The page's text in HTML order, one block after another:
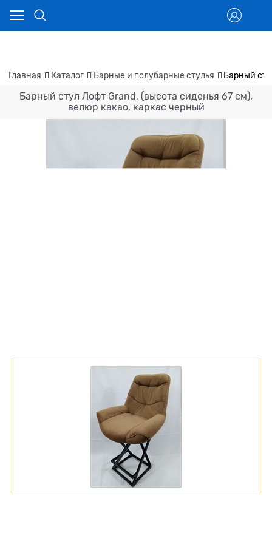
Главная Каталог Барные и полубарные стулья Барный
Барный стул Лофт Grand, (высота сиденья 67 см),
велюр какао, каркас черный